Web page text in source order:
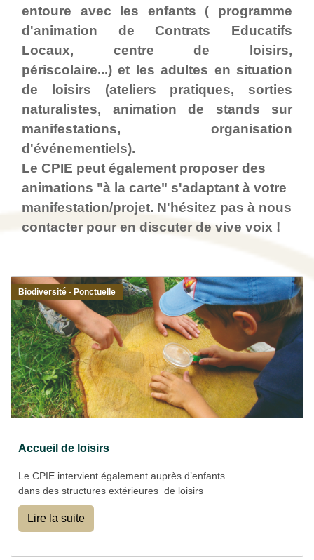
entoure avec les enfants ( programme
d'animation de Contrats Educatifs
Locaux, centre de loisirs,
périscolaire...) et les adultes en situation
de loisirs (ateliers pratiques, sorties
naturalistes, animation de stands sur
manifestations, organisation
d'événementiels).
Le CPIE peut également proposer des
animations "à la carte" s'adaptant à votre
manifestation/projet. N'hésitez pas à nous
contacter pour en discuter de vive voix !
Accueil de loisirs
Le CPIE intervient également auprès d’enfants
dans des structures extérieures de loisirs
Biodiversité - Ponctuelle
Lire la suite